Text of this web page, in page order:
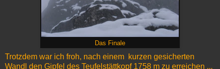
Das Finale
Trotzdem war ich froh, nach einem kurzen gesicherten
Wandl den Gipfel des Teufelstättkopf 1758 m zu erreichen ...